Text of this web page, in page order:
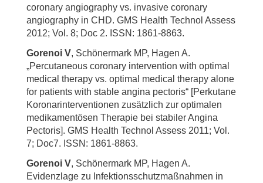
coronary angiography vs. invasive coronary
angiography in CHD. GMS Health Technol Assess
2012; Vol. 8; Doc 2. ISSN: 1861-8863.
Gorenoi V, Schönermark MP, Hagen A.
„Percutaneous coronary intervention with optimal
medical therapy vs. optimal medical therapy alone
for patients with stable angina pectoris“ [Perkutane
Koronarinterventionen zusätzlich zur optimalen
medikamentösen Therapie bei stabiler Angina
Pectoris]. GMS Health Technol Assess 2011; Vol.
7; Doc7. ISSN: 1861-8863.
Gorenoi V, Schönermark MP, Hagen A.
Evidenzlage zu Infektionsschutzmaßnahmen in